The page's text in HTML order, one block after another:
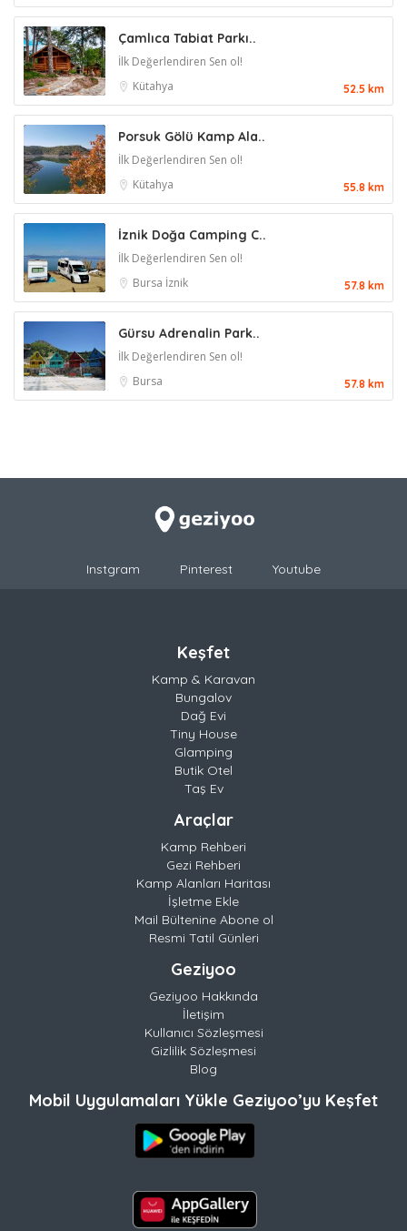
Çamlıca Tabiat Parkı..
İlk Değerlendiren Sen ol!
Kütahya
52.5 km
Porsuk Gölü Kamp Ala..
İlk Değerlendiren Sen ol!
Kütahya
55.8 km
İznik Doğa Camping C..
İlk Değerlendiren Sen ol!
Bursa İznik 57.8 km
Gürsu Adrenalin Park..
İlk Değerlendiren Sen ol!
Bursa
57.8 km
Instgram Pinterest Youtube
Keşfet
Kamp & Karavan
Bungalov
Dağ Evi
Tiny House
Glamping
Butik Otel
Taş Ev
Araçlar
Kamp Rehberi
Gezi Rehberi
Kamp Alanları Haritası
İşletme Ekle
Mail Bültenine Abone ol
Resmi Tatil Günleri
Geziyoo
Geziyoo Hakkında
İletişim
Kullanıcı Sözleşmesi
Gizlilik Sözleşmesi
Blog
Mobil Uygulamaları Yükle Geziyoo’yu Keşfet